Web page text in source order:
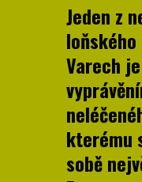
Jeden z
Varech
kterému
sobě